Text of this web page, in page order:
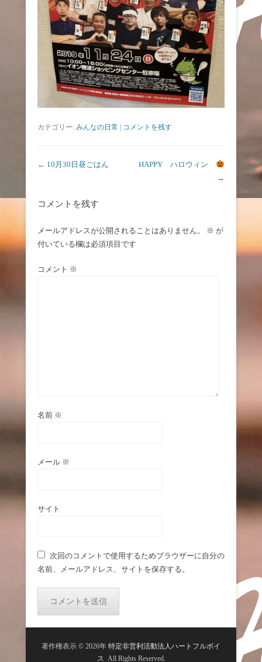
カテゴリー: みんなの日常 コメントを残す
投稿ナビゲーション
← 10月30日昼ごはん
HAPPY ハロウィン
→
コメントを残す
メールアドレスが公開されることはありません。 ※ が
付いている欄は必須項目です
コメント ※
名前 ※
メール ※
サイト
次回のコメントで使用するためブラウザーに自分の
名前、メールアドレス、サイトを保存する。
著作権表示 © 2026年 特定非営利活動法人ハートフルボイ
ス All Rights Reserved.